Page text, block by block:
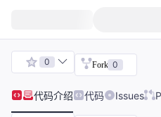
0 Fork 0
代码介绍 代码 Issues